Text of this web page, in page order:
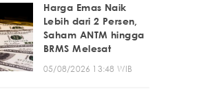
Harga Emas Naik
Lebih dari 2 Persen,
Saham ANTM hingga
BRMS Melesat
05/08/2026 13:48 WIB